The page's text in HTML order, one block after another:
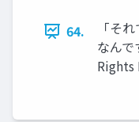
64.
「そ
なん
Rights